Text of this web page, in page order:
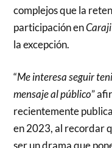
complejos que la
participación en
la excepción.
“Me interesa seguir
mensaje al público”
recientemente
en 2023, al recordar